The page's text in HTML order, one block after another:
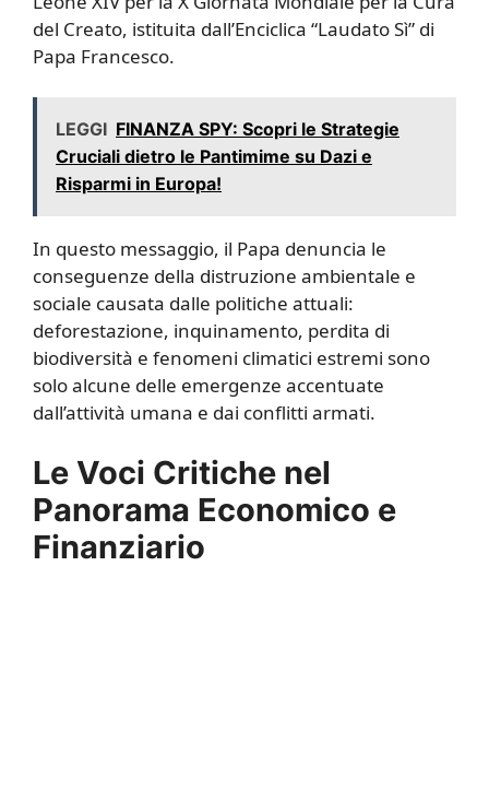
del Creato, istituita dall’Enciclica “Laudato Sì” di
Papa Francesco.
LEGGI FINANZA SPY: Scopri le Strategie
Cruciali dietro le Pantimime su Dazi e
Risparmi in Europa!
In questo messaggio, il Papa denuncia le
conseguenze della distruzione ambientale e
sociale causata dalle politiche attuali:
deforestazione, inquinamento, perdita di
biodiversità e fenomeni climatici estremi sono
solo alcune delle emergenze accentuate
dall’attività umana e dai conflitti armati.
Le Voci Critiche nel
Panorama Economico e
Finanziario